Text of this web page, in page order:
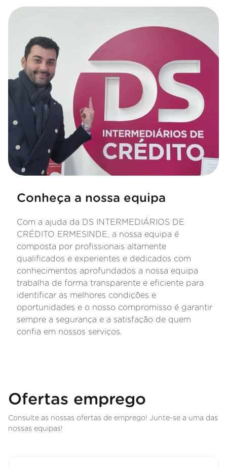
Conheça a nossa equipa
Com a ajuda da DS INTERMEDIÁRIOS DE
CRÉDITO ERMESINDE, a nossa equipa é
composta por profissionais altamente
qualificados e experientes e dedicados com
conhecimentos aprofundados a nossa equipa
trabalha de forma transparente e eficiente para
identificar as melhores condições e
oportunidades e o nosso compromisso é garantir
sempre a segurança e a satisfação de quem
confia em nossos serviços.
Ofertas emprego
Consulte as nossas ofertas de emprego! Junte-se a uma das
nossas equipas!